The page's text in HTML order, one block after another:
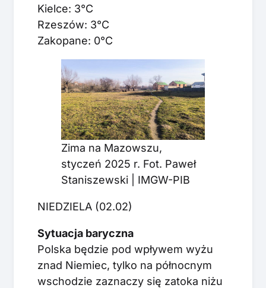
Kielce: 3°C
Rzeszów: 3°C
Zakopane: 0°C
Zima na Mazowszu,
styczeń 2025 r. Fot. Paweł
Staniszewski | IMGW-PIB
NIEDZIELA (02.02)
Sytuacja baryczna
Polska będzie pod wpływem wyżu
znad Niemiec, tylko na północnym
wschodzie zaznaczy się zatoka niżu